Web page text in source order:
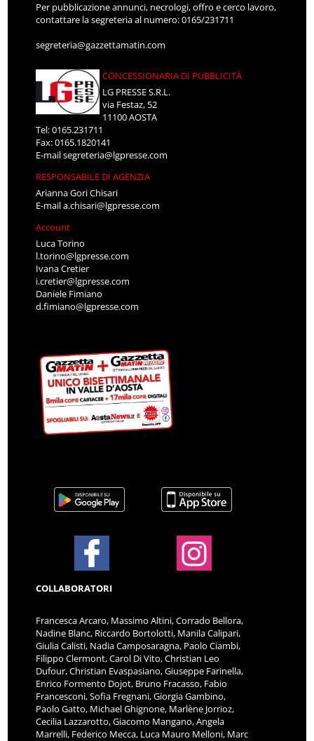
Per pubblicazione annunci, necrologi, offro e cerco lavoro,
contattare la segreteria al numero: 0165/231711
segreteria@gazzettamatin.com
CONCESSIONARIA DI PUBBLICITÀ
LG PRESSE S.R.L.
via Festaz, 52
11100 AOSTA
Tel: 0165.231711
Fax: 0165.1820141
E-mailsegreteria@lgpresse.com
RESPONSABILE DI AGENZIA
Arianna Gori Chisari
E-maila.chisari@lgpresse.com
Account
Luca Torino
l.torino@lgpresse.com
Ivana Cretier
i.cretier@lgpresse.com
Daniele Fimiano
d.fimiano@lgpresse.com
COLLABORATORI
Francesca Arcaro, Massimo Altini, Corrado Bellora,
Nadine Blanc, Riccardo Bortolotti, Manila Calipari,
Giulia Calisti, Nadia Camposaragna, Paolo Ciambi,
Filippo Clermont, Carol Di Vito, Christian Leo
Dufour, Christian Evaspasiano, Giuseppe Farinella,
Enrico Formento Dojot, Bruno Fracasso, Fabio
Francesconi, Sofia Fregnani, Giorgia Gambino,
Paolo Gatto, Michael Ghignone, Marlène Jorrioz,
Cecilia Lazzarotto, Giacomo Mangano, Angela
Marrelli, Federico Mecca, Luca Mauro Melloni, Marc